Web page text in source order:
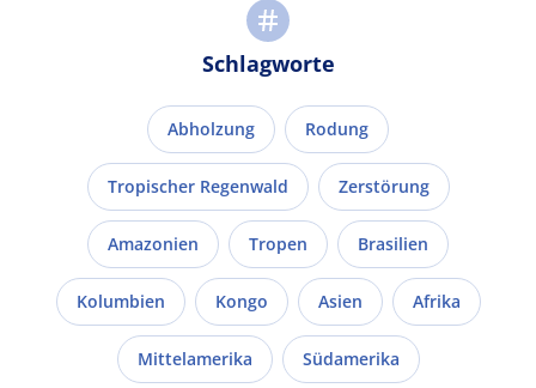
Schlagworte
Abholzung Rodung
Tropischer Regenwald Zerstörung
Amazonien Tropen Brasilien
Kolumbien Kongo Asien Afrika
Mittelamerika Südamerika